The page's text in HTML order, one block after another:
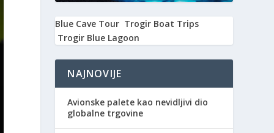
Blue Cave Tour Trogir Boat Trips
Trogir Blue Lagoon
NAJNOVIJE
Avionske palete kao nevidljivi dio
globalne trgovine